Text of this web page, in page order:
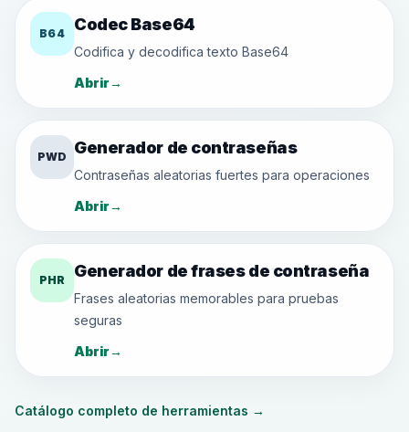
B64 Codec Base64
Codifica y decodifica texto Base64
Abrir→
PWD Generador de contraseñas
Contraseñas aleatorias fuertes para operaciones
Abrir→
PHR Generador de frases de contraseña
Frases aleatorias memorables para pruebas
seguras
Abrir→
Catálogo completo de herramientas →